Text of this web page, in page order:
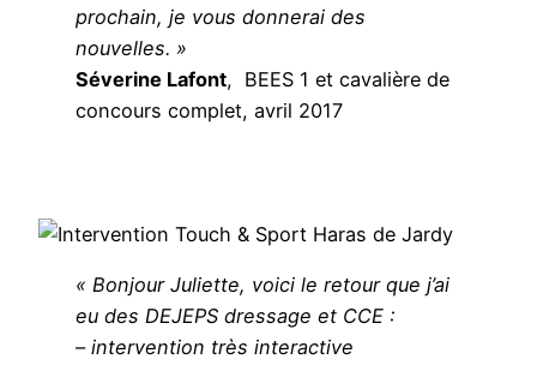
prochain, je vous donnerai des
nouvelles. »
Séverine Lafont, BEES 1 et cavalière de
concours complet, avril 2017
« Bonjour Juliette, voici le retour que j’ai
eu des DEJEPS dressage et CCE :
– intervention très interactive